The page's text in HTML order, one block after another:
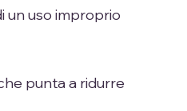
un uso improprio
punta a ridurre